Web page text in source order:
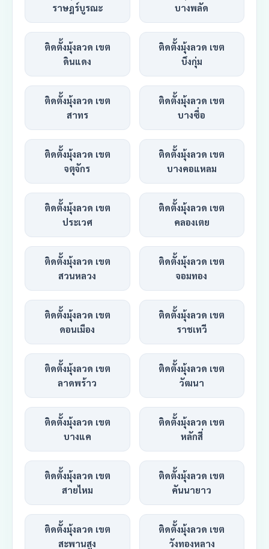
ราษฎร์บูรณะ
บางพลัด
ติดตั้งมุ้งลวด เขต
ดินแดง
ติดตั้งมุ้งลวด เขต
บึงกุ่ม
ติดตั้งมุ้งลวด เขต
สาทร
ติดตั้งมุ้งลวด เขต
บางซื่อ
ติดตั้งมุ้งลวด เขต
จตุจักร
ติดตั้งมุ้งลวด เขต
บางคอแหลม
ติดตั้งมุ้งลวด เขต
ประเวศ
ติดตั้งมุ้งลวด เขต
คลองเตย
ติดตั้งมุ้งลวด เขต
สวนหลวง
ติดตั้งมุ้งลวด เขต
จอมทอง
ติดตั้งมุ้งลวด เขต
ดอนเมือง
ติดตั้งมุ้งลวด เขต
ราชเทวี
ติดตั้งมุ้งลวด เขต
ลาดพร้าว
ติดตั้งมุ้งลวด เขต
วัฒนา
ติดตั้งมุ้งลวด เขต
บางแค
ติดตั้งมุ้งลวด เขต
หลักสี่
ติดตั้งมุ้งลวด เขต
สายไหม
ติดตั้งมุ้งลวด เขต
คันนายาว
ติดตั้งมุ้งลวด เขต
สะพานสูง
ติดตั้งมุ้งลวด เขต
วังทองหลาง